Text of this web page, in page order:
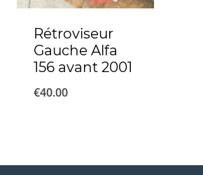
Rétroviseur
Gauche Alfa
156 avant 2001
€40.00